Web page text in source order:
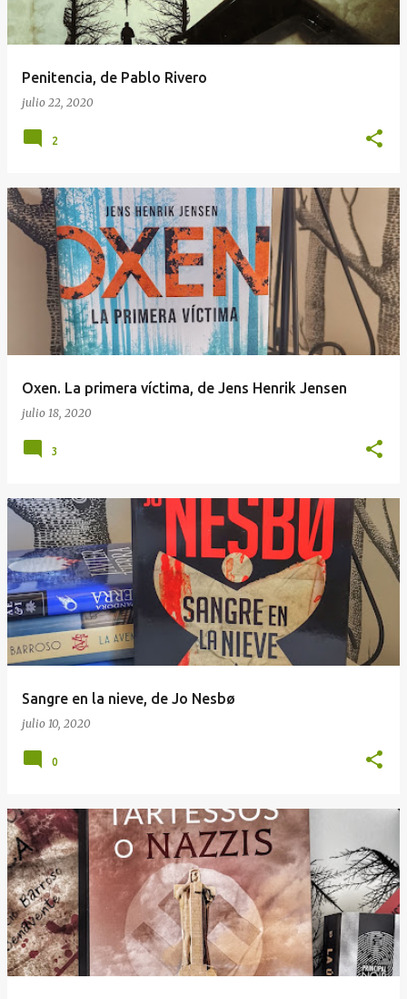
Penitencia, de Pablo Rivero
julio 22, 2020
2
Oxen. La primera víctima, de Jens Henrik Jensen
julio 18, 2020
3
Sangre en la nieve, de Jo Nesbø
julio 10, 2020
0